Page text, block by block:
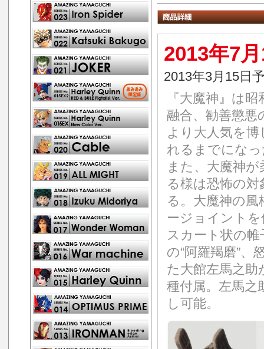
2013年7
2013年3月15日
『大魔神』は
融合、勧善懲
より大人気を
れるまでにな
また、大魔神
る様は恐怖の
る。大魔神の
ージョイント
スカート状の
の“阿羅羯磨”、
た大館左馬之
種付属。左馬
し可能。